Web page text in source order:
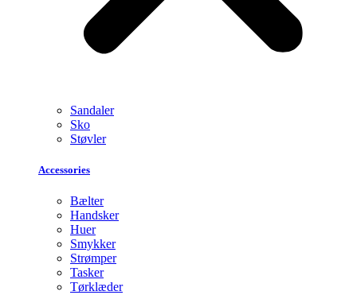
Sandaler
Sko
Støvler
Accessories
Bælter
Handsker
Huer
Smykker
Strømper
Tasker
Tørklæder